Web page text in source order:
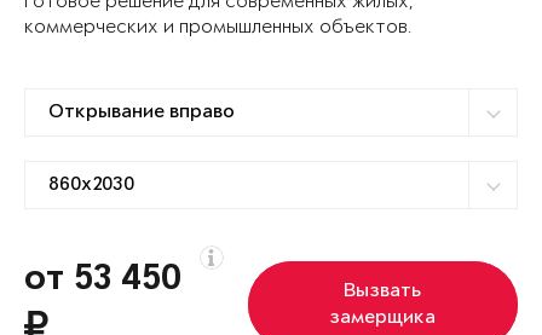
коммерческих и промышленных объектов.
от 53 450
Вызвать
замерщика